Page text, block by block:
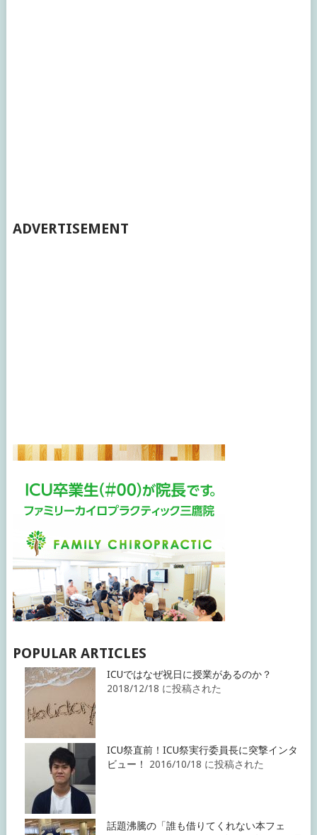
ADVERTISEMENT
POPULAR ARTICLES
ICUではなぜ祝日に授業があるのか？
2018/12/18 に投稿された
ICU祭直前！ICU祭実行委員長に突撃インタ
ビュー！
2016/10/18 に投稿された
話題沸騰の「誰も借りてくれない本フェ